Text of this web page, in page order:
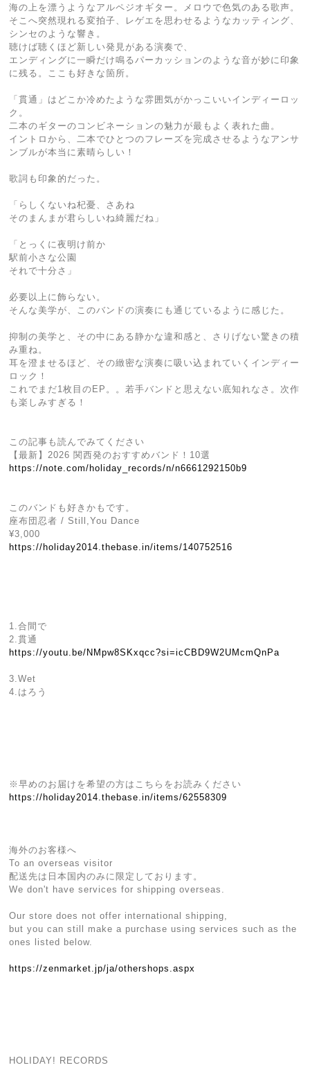
海の上を漂うようなアルペジオギター。メロウで色気のある歌声。
そこへ突然現れる変拍子、レゲエを思わせるようなカッティング、
シンセのような響き。
聴けば聴くほど新しい発見がある演奏で、
エンディングに一瞬だけ鳴るパーカッションのような音が妙に印象
に残る。ここも好きな箇所。
「貫通」はどこか冷めたような雰囲気がかっこいいインディーロッ
ク。
二本のギターのコンビネーションの魅力が最もよく表れた曲。
イントロから、二本でひとつのフレーズを完成させるようなアンサ
ンブルが本当に素晴らしい！
歌詞も印象的だった。
「らしくないね杞憂、さあね
そのまんまが君らしいね綺麗だね」
「とっくに夜明け前か
駅前小さな公園
それで十分さ」
必要以上に飾らない。
そんな美学が、このバンドの演奏にも通じているように感じた。
抑制の美学と、その中にある静かな違和感と、さりげない驚きの積
み重ね。
耳を澄ませるほど、その緻密な演奏に吸い込まれていくインディー
ロック！
これでまだ1枚目のEP。。若手バンドと思えない底知れなさ。次作
も楽しみすぎる！
この記事も読んでみてください
【最新】2026 関西発のおすすめバンド！10選
https://note.com/holiday_records/n/n6661292150b9
このバンドも好きかもです。
座布団忍者 / Still,You Dance
¥3,000
https://holiday2014.thebase.in/items/140752516
1.合間で
2.貫通
https://youtu.be/NMpw8SKxqcc?si=icCBD9W2UMcmQnPa
3.Wet
4.はろう
※早めのお届けを希望の方はこちらをお読みください
https://holiday2014.thebase.in/items/62558309
海外のお客様へ
To an overseas visitor
配送先は日本国内のみに限定しております。
We don't have services for shipping overseas.
Our store does not offer international shipping,
but you can still make a purchase using services such as the
ones listed below.
https://zenmarket.jp/ja/othershops.aspx
HOLIDAY! RECORDS